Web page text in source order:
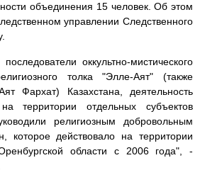
объединения 15 человек. Об этом
управлении Следственного
оккультно-мистического
толка "Элле-Аят" (также
Фархат) Казахстана, деятельность
территории отдельных субъектов
религиозным добровольным
которое действовало на территории
области с 2006 года", -